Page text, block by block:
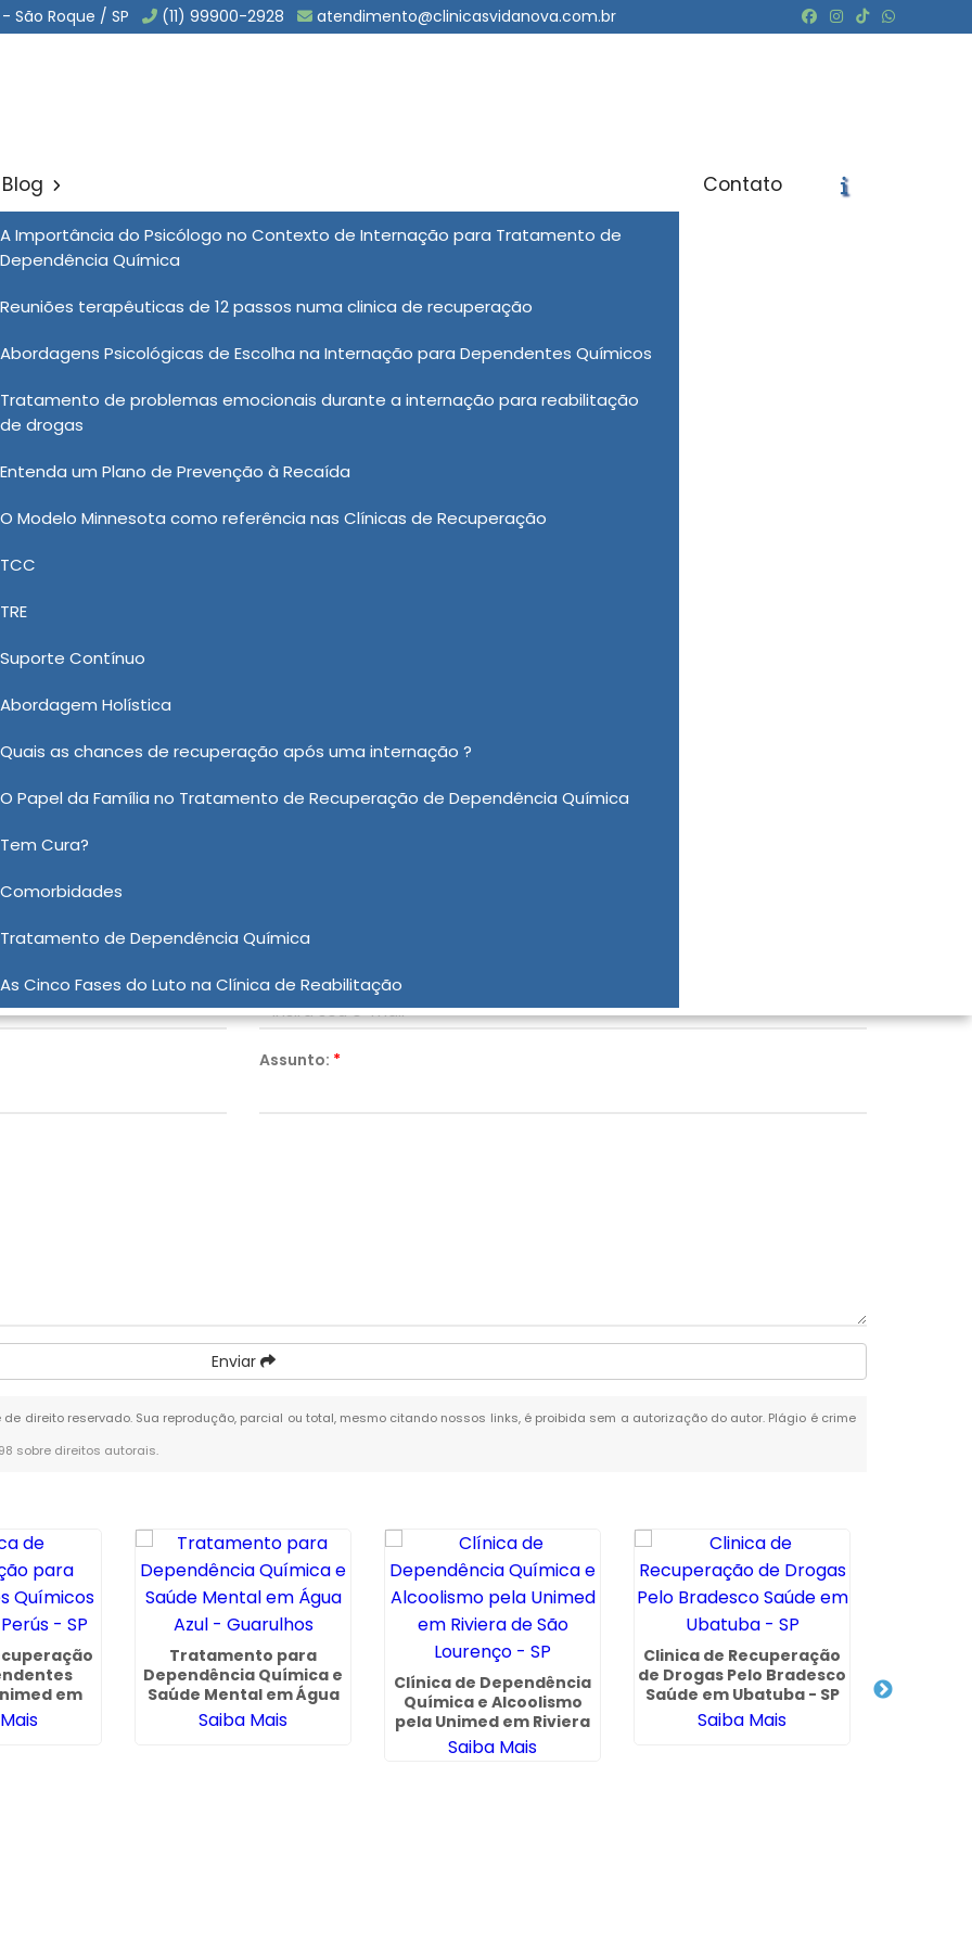
São Roque / SP (11) 99900-2928 atendimento@clinicasvidanova.com.br
Blog
A Importância do Psicólogo no Contexto de Internação para Tratamento de
Dependência Química
Reuniões terapêuticas de 12 passos numa clinica de recuperação
Abordagens Psicológicas de Escolha na Internação para Dependentes Químicos
Tratamento de problemas emocionais durante a internação para reabilitação
de drogas
Entenda um Plano de Prevenção à Recaída
O Modelo Minnesota como referência nas Clínicas de Recuperação
TCC
TRE
Suporte Contínuo
Abordagem Holística
Quais as chances de recuperação após uma internação ?
O Papel da Família no Tratamento de Recuperação de Dependência Química
Tem Cura?
Comorbidades
Tratamento de Dependência Química
As Cinco Fases do Luto na Clínica de Reabilitação
Contato
em Itariri Solicite um Orçamento
Com uma equipe multidisciplinar de profissionais
um ambiente acolhedor e seguro para os
até o acompanhamento pós-tratamento, cada etapa
Involuntária, Clinica de Reabilitação Internação Involuntaria, Clínica de Recuperação Até
e Internação Involuntária Alcoólatra, a New New Clinica Vida Nova investe na obtenção dos
fim de fornecer Tratamento Álcool e Drogas em Itariri de qualidade, comprovando o fato de ser a
possível.
Ou em nosso WhatsApp
Email:
Assunto: *
Enviar
de direito reservado. Sua reprodução, parcial ou total, mesmo citando nossos links, é proibida sem a autorização do autor. Plágio é crime
sobre direitos autorais.
Informações
em
SP
Tratamento para
Dependência Química e
Saúde Mental em Água
Azul - Guarulhos
Saiba Mais
Clínica de Dependência
Química e Alcoolismo
pela Unimed em Riviera
de São Lourenço - SP
Saiba Mais
Clinica de Recuperação
de Drogas Pelo Bradesco
Saúde em Ubatuba - SP
Saiba Mais
Clínica